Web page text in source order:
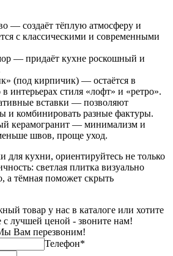
— создаёт тёплую атмосферу и
с классическими и современными
— придаёт кухне роскошный и
(под кирпичик) — остаётся в
интерьерах стиля «лофт» и «ретро».
вставки — позволяют
и комбинировать разные фактуры.
керамогранит — минимализм и
швов, проще уход.
для кухни, ориентируйтесь не только
светлая плитка визуально
а тёмная поможет скрыть
товар у нас в каталоге или хотите
с лучшей ценой - звоните нам!
Вам перезвоним!
Телефон*